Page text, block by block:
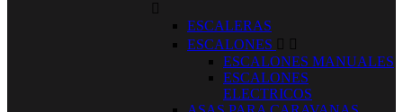

ESCALERAS
ESCALONES  
ESCALONES MANUALES
ESCALONES
ELECTRICOS